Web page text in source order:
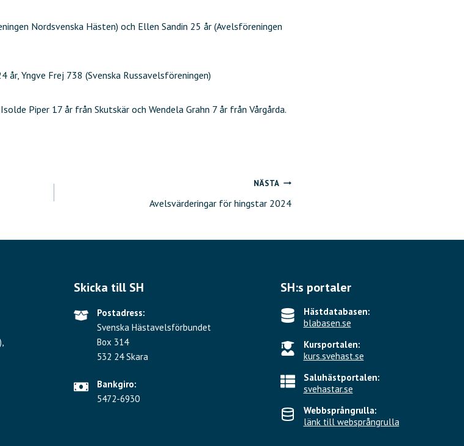
Nordsvenska Hästen) och Ellen Sandin 25 år (Avelsföreningen
år, Yngve Frej 738 (Svenska Russavelsföreningen)
Piper 17 år från Skutskär och Wendela Grahn 7 år från Vårgårda.
NÄSTA
Avelsvärderingar för hingstar 2024
Skicka till SH
Postadress:
Svenska Hästavelsförbundet
Box 314
532 24 Skara
Bankgiro:
5472-6930
SH:s portaler
Hästdatabasen:
blabasen.se
Kursportalen:
kurs.svehast.se
Saluhästportalen:
svehastar.se
Webbsprångrulla:
länk till websprångrulla